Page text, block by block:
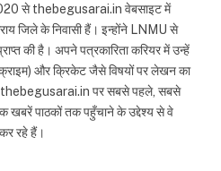
से thebegusarai.in वेबसाइट में
जिले के निवासी हैं। इन्होंने LNMU से
की है। अपने पत्रकारिता करियर में उन्हें
और क्रिकेट जैसे विषयों पर लेखन का
thebegusarai.in पर सबसे पहले, सबसे
खबरें पाठकों तक पहुँचाने के उद्देश्य से वे
रहे हैं।